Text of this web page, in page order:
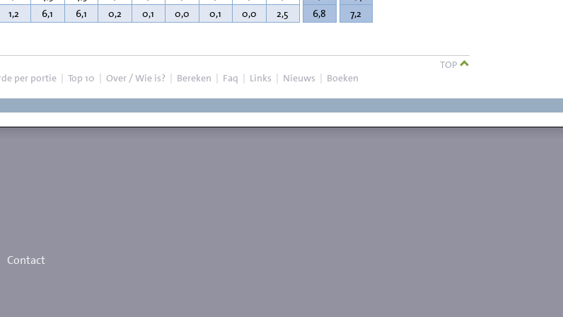
1,2 6,1 6,1 0,2 0,1 0,0 0,1 0,0 2,5 6,8 7,2
TOP
per portie | Top 10 | Over / Wie is? | Bereken | Faq | Links | Nieuws | Boeken
Contact